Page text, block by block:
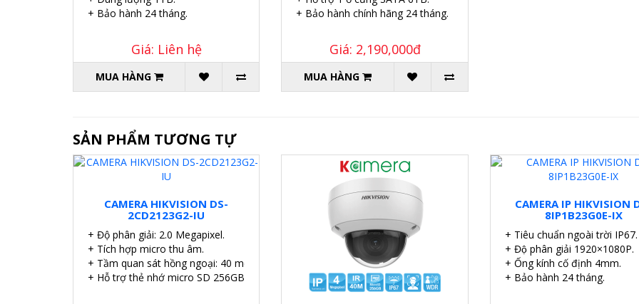
+ Bảo hành 24 tháng.
Giá: Liên hệ
MUA HÀNG
+ Bảo hành chính hãng 24 tháng.
Giá: 2,190,000đ
MUA HÀNG
SẢN PHẨM TƯƠNG TỰ
CAMERA HIKVISION DS-
2CD2123G2-IU
+ Độ phân giải: 2.0 Megapixel.
+ Tích hợp micro thu âm.
+ Tầm quan sát hồng ngoại: 40 mét.
+ Hỗ trợ thẻ nhớ micro SD 256GB.
CAMERA IP HIKVISION
8IP1B23G0E-IX
+ Tiêu chuẩn ngoài trời IP67.
+ Độ phân giải 1920×1080P.
+ Ống kính cố định 4mm.
+ Bảo hành 24 tháng.